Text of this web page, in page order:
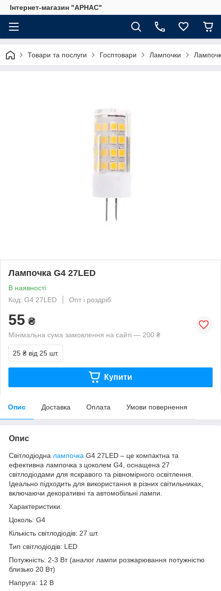
Інтернет-магазин "АРНАС"
Товари та послуги Госптовари Лампочки
Лампочка G4 27LED
В наявності
Код: G4 27LED
Опт і роздріб
55 ₴
Мінімальна сума замовлення на сайті — 200 ₴
25 ₴ від 25 шт.
Купити
Опис Доставка Оплата Умови повернення
Опис
Світлодіодна лампочка G4 27LED – це компактна та
ефективна лампочка з цоколем G4, оснащена 27
світлодіодами для яскравого та рівномірного освітлення.
Ідеально підходить для використання в різних світильниках,
включаючи декоративні та автомобільні лампи.
Характеристики:
Цоколь: G4
Кількість світлодіодів: 27 шт.
Тип світлодіодів: LED
Потужність: 2-3 Вт (аналог лампи розжарювання потужністю
близько 20 Вт)
Напруга: 12 В